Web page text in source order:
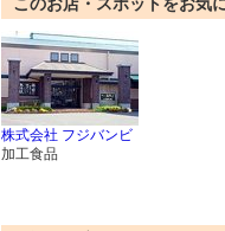
株式会社 フジバンビ
加工食品